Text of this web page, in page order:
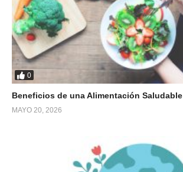
0
Beneficios de una Alimentación Saludable
MAYO 20, 2026